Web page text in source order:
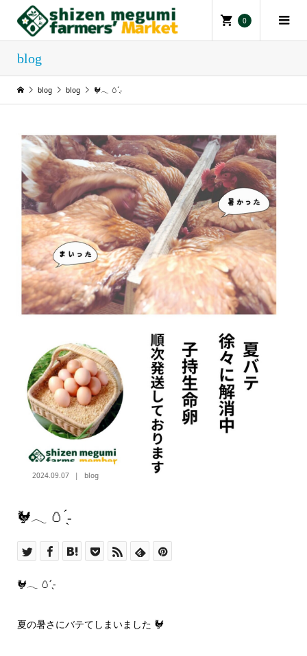
0
blog
blog blog 🐓𓂃 🥚‪ ̖́-‬
2024.09.07 blog
🐓𓂃 🥚‪ ̖́-‬
🐓𓂃 🥚‪ ̖́-‬
夏の暑さにバテてしまいました 🐓